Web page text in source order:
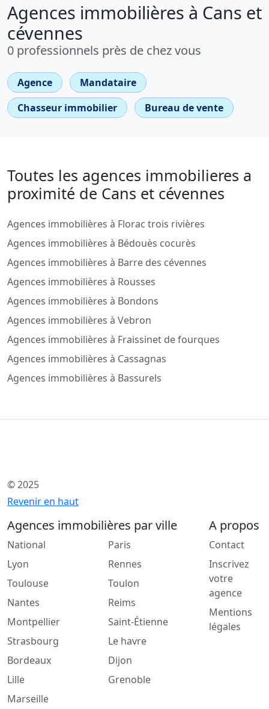
Agences immobilières à Cans et
cévennes
0 professionnels près de chez vous
Agence
Mandataire
Chasseur immobilier
Bureau de vente
Toutes les agences immobilieres a
proximité de Cans et cévennes
Agences immobilières à Florac trois rivières
Agences immobilières à Bédouès cocurès
Agences immobilières à Barre des cévennes
Agences immobilières à Rousses
Agences immobilières à Bondons
Agences immobilières à Vebron
Agences immobilières à Fraissinet de fourques
Agences immobilières à Cassagnas
Agences immobilières à Bassurels
© 2025
Revenir en haut
Agences immobilières par ville
National
Lyon
Toulouse
Nantes
Montpellier
Strasbourg
Bordeaux
Lille
Marseille
Paris
Rennes
Toulon
Reims
Saint-Étienne
Le havre
Dijon
Grenoble
A propos
Contact
Inscrivez
votre
agence
Mentions
légales